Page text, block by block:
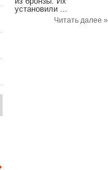
установили ...
Читать далее »